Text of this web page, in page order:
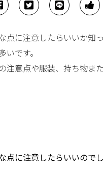
点に注意したらいいか知
いです。
意点や服装、持ち物ま
点に注意したらいいので